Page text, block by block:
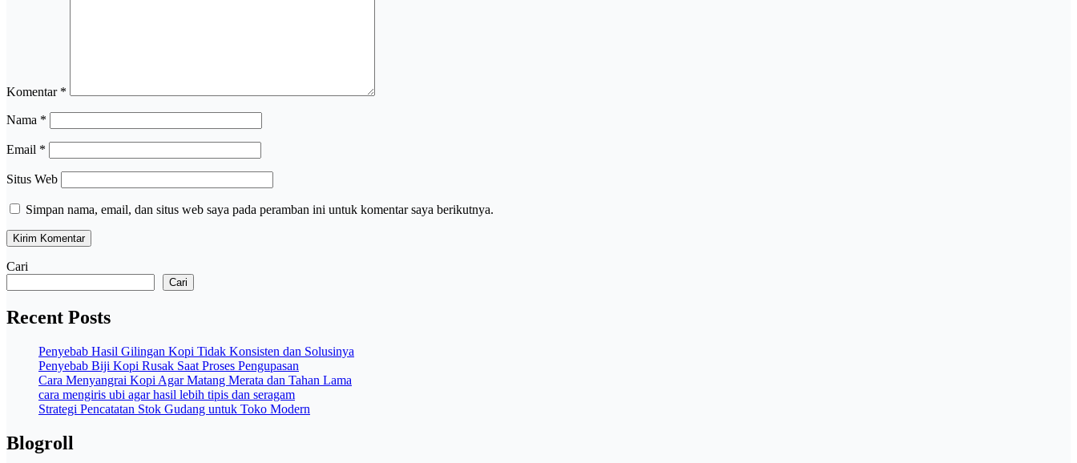
Komentar *
Nama *
Email *
Situs Web
Simpan nama, email, dan situs web saya pada peramban ini untuk komentar saya berikutnya.
Cari
Cari
Recent Posts
Penyebab Hasil Gilingan Kopi Tidak Konsisten dan Solusinya
Penyebab Biji Kopi Rusak Saat Proses Pengupasan
Cara Menyangrai Kopi Agar Matang Merata dan Tahan Lama
cara mengiris ubi agar hasil lebih tipis dan seragam
Strategi Pencatatan Stok Gudang untuk Toko Modern
Blogroll